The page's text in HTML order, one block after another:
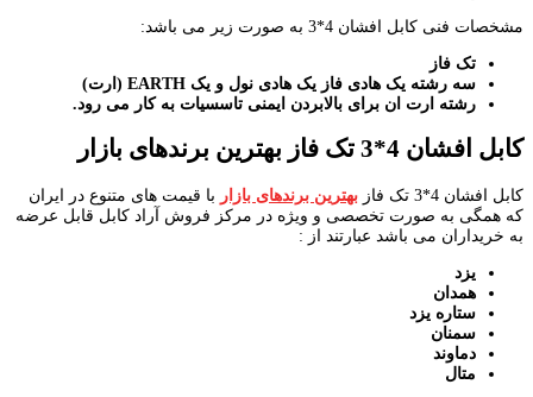
مشخصات فنی کابل افشان 4*3 به صورت زیر می باشد:
تک فاز
سه رشته یک هادی فاز یک هادی نول و یک EARTH (ارت)
رشته ارت ان برای بالابردن ایمنی تاسسیات به کار می رود.
کابل افشان 4*3 تک فاز بهترین برندهای بازار
کابل افشان 4*3 تک فاز بهترین برندهای بازار با قیمت های متنوع در ایران
که همگی به صورت تخصصی و ویژه در مرکز فروش آراد کابل قابل عرضه
به خریداران می باشد عبارتند از :
یزد
همدان
ستاره یزد
سمنان
دماوند
متال